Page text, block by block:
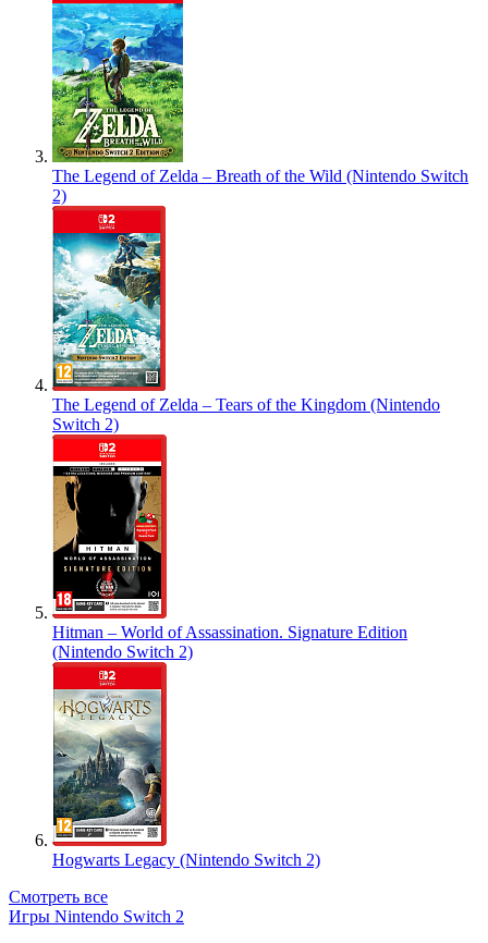
The Legend of Zelda – Breath of the Wild (Nintendo Switch
2)
The Legend of Zelda – Tears of the Kingdom (Nintendo
Switch 2)
Hitman – World of Assassination. Signature Edition
(Nintendo Switch 2)
Hogwarts Legacy (Nintendo Switch 2)
Смотреть все
Игры Nintendo Switch 2